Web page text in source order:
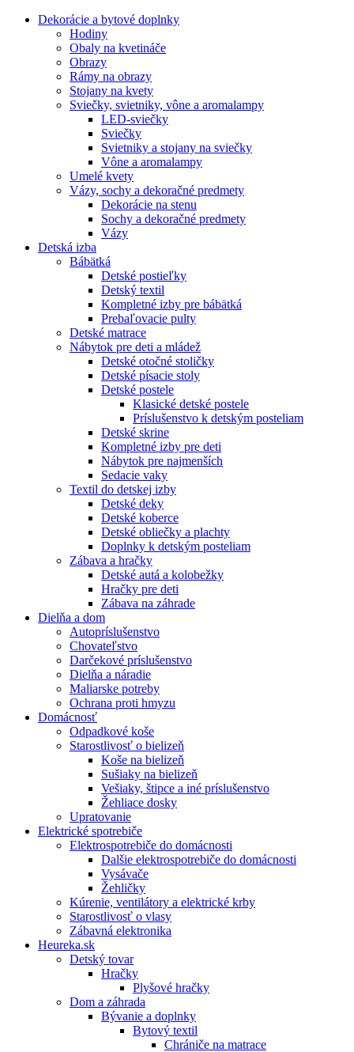
Dekorácie a bytové doplnky
Hodiny
Obaly na kvetináče
Obrazy
Rámy na obrazy
Stojany na kvety
Sviečky, svietniky, vône a aromalampy
LED-sviečky
Sviečky
Svietniky a stojany na sviečky
Vône a aromalampy
Umelé kvety
Vázy, sochy a dekoračné predmety
Dekorácie na stenu
Sochy a dekoračné predmety
Vázy
Detská izba
Bábätká
Detské postieľky
Detský textil
Kompletné izby pre bábätká
Prebaľovacie pulty
Detské matrace
Nábytok pre deti a mládež
Detské otočné stoličky
Detské písacie stoly
Detské postele
Klasické detské postele
Príslušenstvo k detským posteliam
Detské skrine
Kompletné izby pre deti
Nábytok pre najmenších
Sedacie vaky
Textil do detskej izby
Detské deky
Detské koberce
Detské obliečky a plachty
Doplnky k detským posteliam
Zábava a hračky
Detské autá a kolobežky
Hračky pre deti
Zábava na záhrade
Dielňa a dom
Autopríslušenstvo
Chovateľstvo
Darčekové príslušenstvo
Dielňa a náradie
Maliarske potreby
Ochrana proti hmyzu
Domácnosť
Odpadkové koše
Starostlivosť o bielizeň
Koše na bielizeň
Sušiaky na bielizeň
Vešiaky, štipce a iné príslušenstvo
Žehliace dosky
Upratovanie
Elektrické spotrebiče
Elektrospotrebiče do domácnosti
Dalšie elektrospotrebiče do domácnosti
Vysávače
Žehličky
Kúrenie, ventilátory a elektrické krby
Starostlivosť o vlasy
Zábavná elektronika
Heureka.sk
Detský tovar
Hračky
Plyšové hračky
Dom a záhrada
Bývanie a doplnky
Bytový textil
Chrániče na matrace